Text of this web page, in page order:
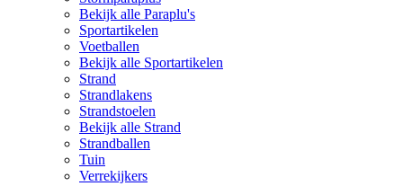
Bekijk alle Paraplu's
Sportartikelen
Voetballen
Bekijk alle Sportartikelen
Strand
Strandlakens
Strandstoelen
Bekijk alle Strand
Strandballen
Tuin
Verrekijkers